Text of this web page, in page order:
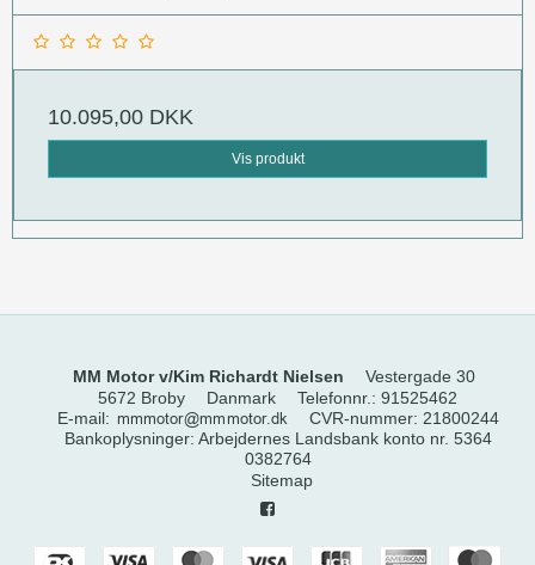
10.095,00 DKK
Vis produkt
MM Motor v/Kim Richardt Nielsen
Vestergade 30
5672 Broby
Danmark Telefonnr. : 91525462
E-mail: CVR-nummer: 21800244
Bankoplysninger: Arbejdernes Landsbank konto nr. 5364
0382764
Sitemap